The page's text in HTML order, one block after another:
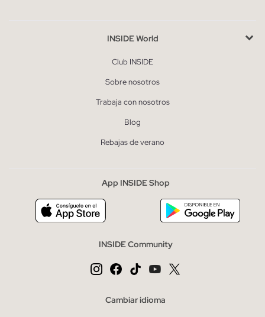
INSIDE World
Club INSIDE
Sobre nosotros
Trabaja con nosotros
Blog
Rebajas de verano
App INSIDE Shop
INSIDE Community
Cambiar idioma